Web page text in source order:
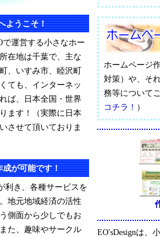
ようこそ！
で運営する小さなホー
在地は千葉で、主な
、いすみ市、睦沢町
ても、インターネッ
ば、日本全国・世界
ます！（実際に日本
させて頂いておりま
成が可能です！
利き、各種サービスを
地元地域経済の活性
側面から少しでもお
た、趣味やサークル
ホームページ
対策）や、そ
務等について
コチラ！ ）
EO'sDesignは、